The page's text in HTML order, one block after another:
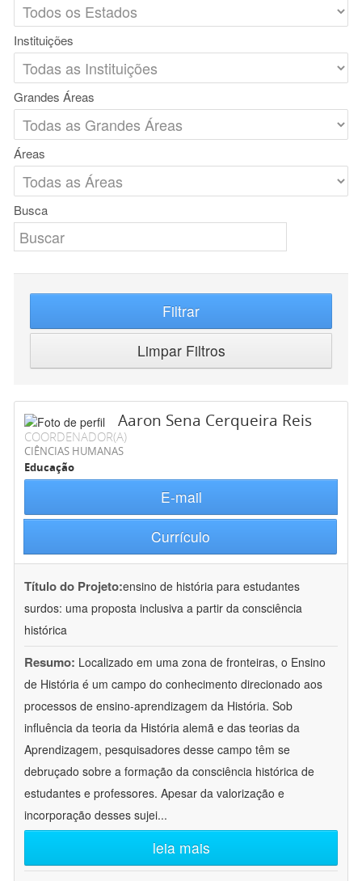
Instituições
Grandes Áreas
Áreas
Busca
Filtrar
Limpar Filtros
Aaron Sena Cerqueira Reis
COORDENADOR(A)
CIÊNCIAS HUMANAS
Educação
E-mail
Currículo
Título do Projeto:ensino de história para estudantes
surdos: uma proposta inclusiva a partir da consciência
histórica
Resumo: Localizado em uma zona de fronteiras, o Ensino
de História é um campo do conhecimento direcionado aos
processos de ensino-aprendizagem da História. Sob
influência da teoria da História alemã e das teorias da
Aprendizagem, pesquisadores desse campo têm se
debruçado sobre a formação da consciência histórica de
estudantes e professores. Apesar da valorização e
incorporação desses sujei...
leia mais